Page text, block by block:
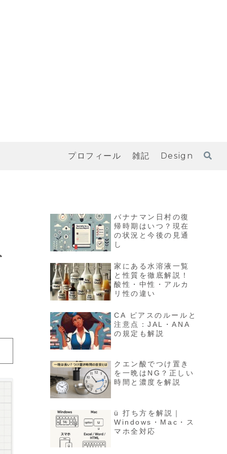
プロフィール 雑記 Design
バナナマン日村の復
帰時期はいつ？現在
の状況と今後の見通
し
家にある水溶液一覧
と性質を徹底解説！
酸性・中性・アルカ
リ性の違い
CA ピアスのルールと
注意点：JAL・ANA
の規定も解説
クエン酸でつけ置き
を一晩はNG？正しい
時間と濃度を解説
ü 打ち方を解説｜
Windows・Mac・ス
マホ全対応